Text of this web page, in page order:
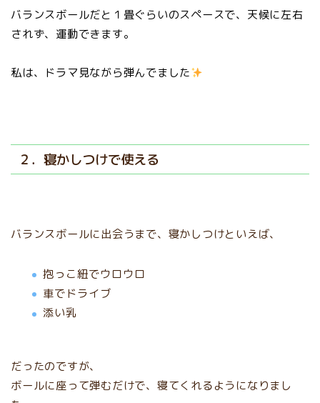
バランスボールだと１畳ぐらいのスペースで、天候に左右
されず、運動できます。
私は、ドラマ見ながら弾んでました
２．寝かしつけで使える
バランスボールに出会うまで、寝かしつけといえば、
抱っこ紐でウロウロ
車でドライブ
添い乳
だったのですが、
ボールに座って弾むだけで、寝てくれるようになりまし